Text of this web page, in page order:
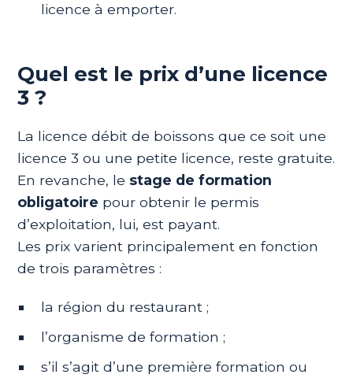
licence à emporter.
Quel est le prix d’une licence
3 ?
La licence débit de boissons que ce soit une
licence 3 ou une petite licence, reste gratuite.
En revanche, le stage de formation
obligatoire pour obtenir le permis
d’exploitation, lui, est payant.
Les prix varient principalement en fonction
de trois paramètres :
la région du restaurant ;
l’organisme de formation ;
s’il s’agit d’une première formation ou